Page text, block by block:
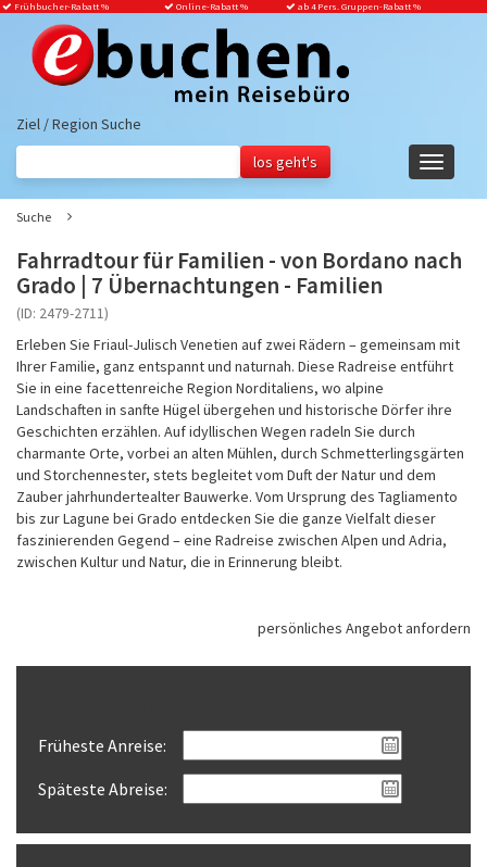
Frühbucher-Rabatt% Online-Rabatt % ab 4 Pers. Gruppen-Rabatt %
Ziel / Region Suche
Suche
Fahrradtour für Familien - von Bordano nach
Grado | 7 Übernachtungen - Familien
(ID: 2479-2711)
Erleben Sie Friaul-Julisch Venetien auf zwei Rädern – gemeinsam mit
Ihrer Familie, ganz entspannt und naturnah. Diese Radreise entführt
Sie in eine facettenreiche Region Norditaliens, wo alpine
Landschaften in sanfte Hügel übergehen und historische Dörfer ihre
Geschichten erzählen. Auf idyllischen Wegen radeln Sie durch
charmante Orte, vorbei an alten Mühlen, durch Schmetterlingsgärten
und Storchennester, stets begleitet vom Duft der Natur und dem
Zauber jahrhundertealter Bauwerke. Vom Ursprung des Tagliamento
bis zur Lagune bei Grado entdecken Sie die ganze Vielfalt dieser
faszinierenden Gegend – eine Radreise zwischen Alpen und Adria,
zwischen Kultur und Natur, die in Erinnerung bleibt.
persönliches Angebot anfordern
Früheste Anreise:
Späteste Abreise: